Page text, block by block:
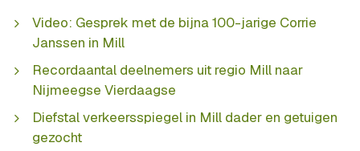
Video: Gesprek met de bijna 100-jarige Corrie
Janssen in Mill
Recordaantal deelnemers uit regio Mill naar
Nijmeegse Vierdaagse
Diefstal verkeersspiegel in Mill dader en getuigen
gezocht